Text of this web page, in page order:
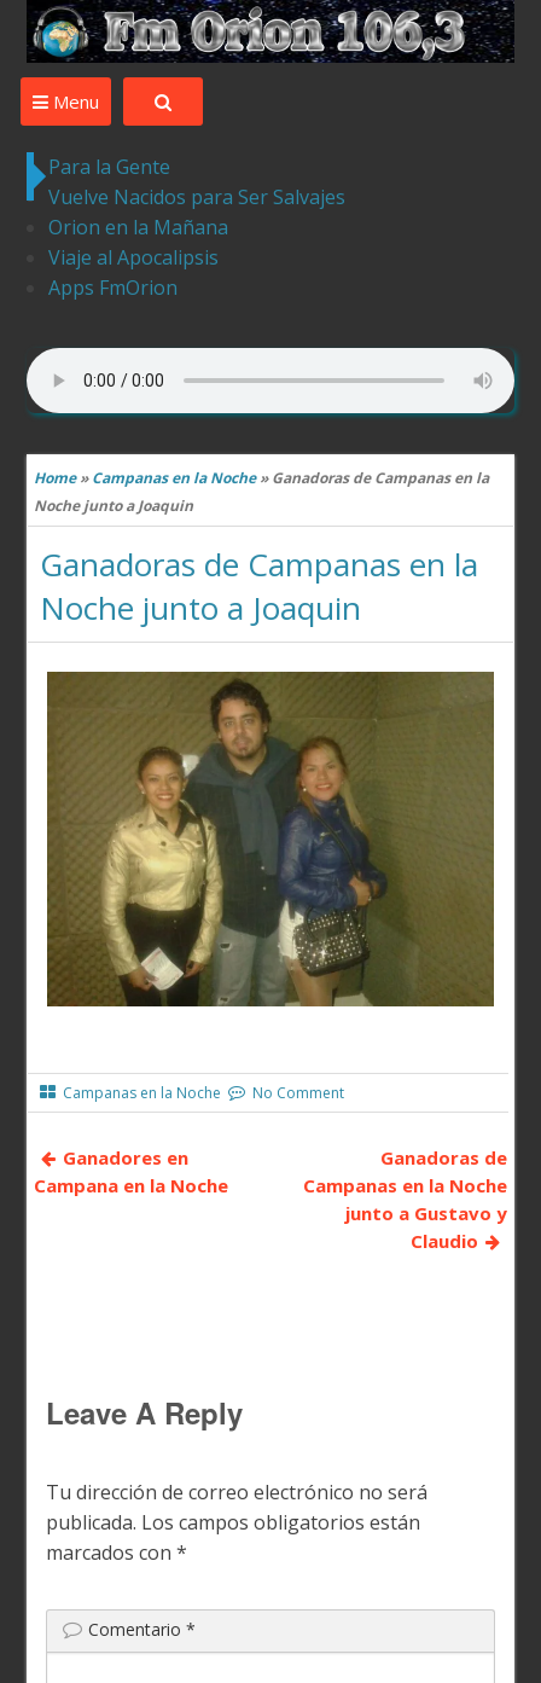
Desde Ledesma para el Mundo la mejor musica ,tu
Menu
Para la Gente
Vuelve Nacidos para Ser Salvajes
Orion en la Mañana
Viaje al Apocalipsis
Apps FmOrion
Home»Campanas en la Noche»Ganadoras de Campanas en la
Noche junto a Joaquin
Ganadoras de Campanas en la
Noche junto a Joaquin
Campanas en la Noche No Comment
Ganadores en
Campana en la Noche
Ganadoras de
Campanas en la Noche
junto a Gustavo y
Claudio
Leave A Reply
Tu dirección de correo electrónico no será
publicada. Los campos obligatorios están
marcados con*
Comentario*